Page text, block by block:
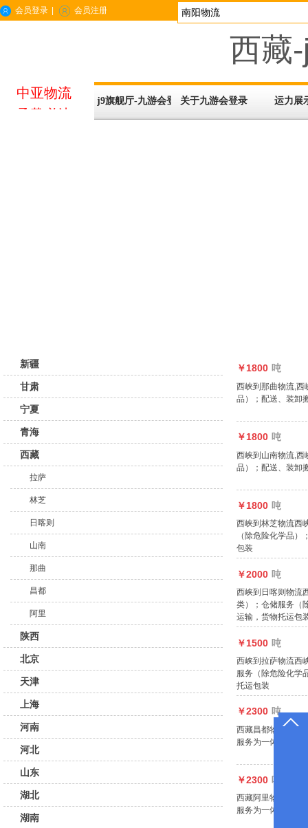
西藏
中亚物流
承载必达
j9旗舰厅-九游会登录关于九游会登录 运力展
会员登录 会员注册
新疆
甘肃
宁夏
青海
西藏
拉萨
林芝
日喀则
山南
那曲
昌都
阿里
陕西
北京
天津
上海
河南
河北
山东
湖北
湖南
￥1800 吨
西峡到那曲物流,西
品）；配送、装卸
￥1800 吨
西峡到山南物流,西
品）；配送、装卸
￥1800 吨
西峡到林芝物流西
（除危险化学品
包装
￥2000 吨
西峡到日喀则物流
类）；仓储服务（
运输，货物托运包
￥1500 吨
西峡到拉萨物流西
服务（除危险化学
托运包装
￥2300 吨
西藏昌都物流，南
服务为一体综合性
￥2300 吨
西藏阿里物流，南
服务为一体综合性